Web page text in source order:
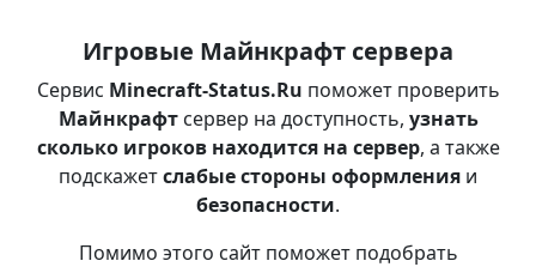
Игровые Майнкрафт сервера
Сервис Minecraft-Status.Ru поможет проверить
Майнкрафтсервер на доступность, узнать
сколько игроков находится на сервер, а также
подскажетслабые стороны оформления и
безопасности.
Помимо этого сайт поможет подобрать